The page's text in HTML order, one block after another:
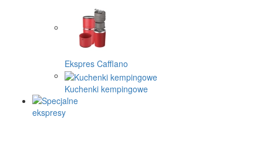
Ekspres Cafflano
Kuchenki kempingowe